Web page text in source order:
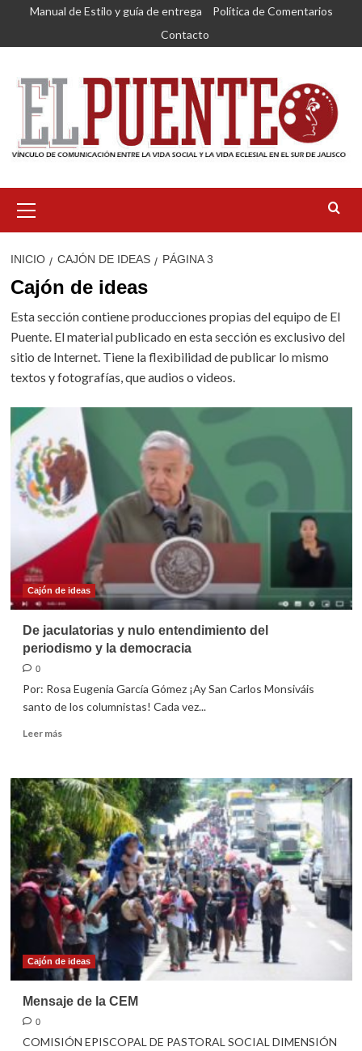
Saltar
contenido
Manual de Estilo y guía de entrega
Política de Comentarios
Contacto
primario
INICIO CAJÓN DE IDEAS PÁGINA 3
Cajón de ideas
Esta sección contiene producciones propias del equipo de El
Puente. El material publicado en esta sección es exclusivo del
sitio de Internet. Tiene la flexibilidad de publicar lo mismo
textos y fotografías, que audios o videos.
Cajón de ideas
De jaculatorias y nulo entendimiento del
periodismo y la democracia
0
Por: Rosa Eugenia García Gómez ¡Ay San Carlos Monsiváis
santo de los columnistas! Cada vez...
Leer másLeer
De
jaculatorias
y
nulo
entendimiento
del
periodismo
y
la
democracia
Cajón de ideas
Mensaje de la CEM
0
COMISIÓN EPISCOPAL DE PASTORAL SOCIAL DIMENSIÓN